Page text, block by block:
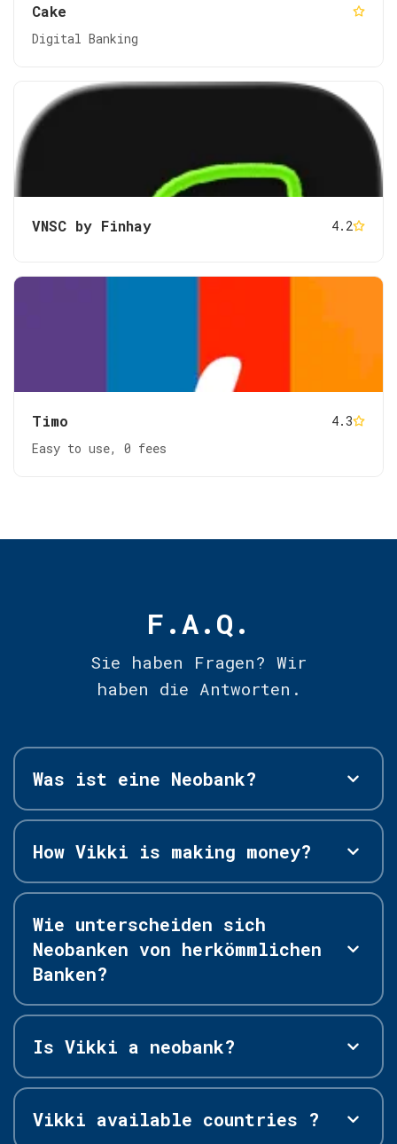
Cake
Digital Bankin‪g
VNSC by Finhay 4.2
Timo
4.3
Easy to use, 0 fees
F.A.Q.
Sie haben Fragen? Wir
haben die Antworten.
Was ist eine Neobank?
How Vikki is making money?
Wie unterscheiden sich
Neobanken von herkömmlichen
Banken?
Is Vikki a neobank?
Vikki available countries ?